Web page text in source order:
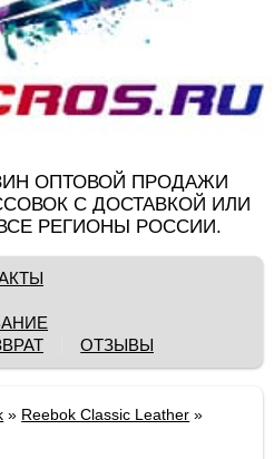
ОПТОВОЙ ПРОДАЖИ
С ДОСТАВКОЙ ИЛИ
РЕГИОНЫ РОССИИ.
ОТЗЫВЫ
» Reebok Classic Leather »